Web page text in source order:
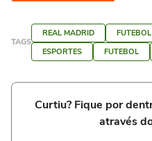
TAGS
REAL MADRID
ESPORTES
FUTEBOL
Curtiu? Fique por
através